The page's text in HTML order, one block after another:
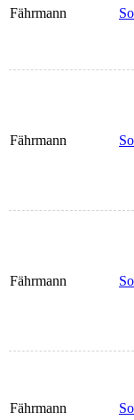
Fährmann
Fährmann
Fährmann
Fährmann